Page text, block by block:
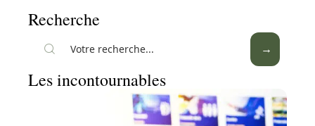
Recherche
Les incontournables